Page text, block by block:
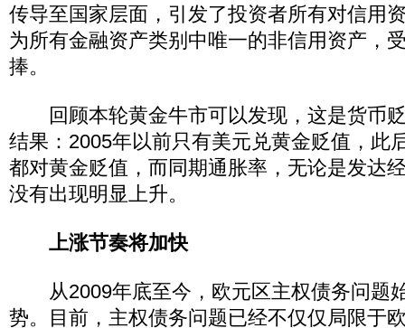
传导至国家层面，引发了投资者所有对信用
为所有金融资产类别中唯一的非信用资产，
捧。
回顾本轮黄金牛市可以发现，这是货币
结果：2005年以前只有美元兑黄金贬值，此
都对黄金贬值，而同期通胀率，无论是发达
没有出现明显上升。
上涨节奏将加快
从2009年底至今，欧元区主权债务问题
势。目前，主权债务问题已经不仅仅局限于